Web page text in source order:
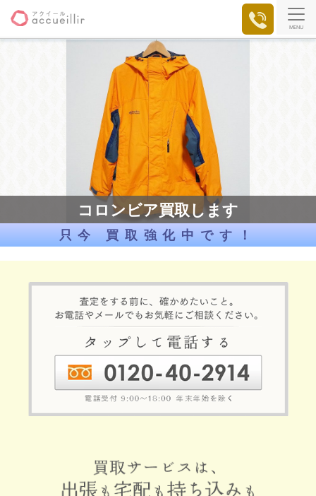
MENU
コロンビア買取します
只今 買取強化中です！